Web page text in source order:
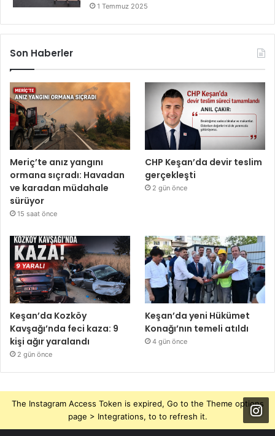
1 Temmuz 2025
Son Haberler
Meriç’te anız yangını
ormana sıçradı: Havadan
ve karadan müdahale
sürüyor
15 saat önce
CHP Keşan’da devir teslim
gerçekleşti
2 gün önce
Keşan’da Kozköy
Kavşağı’nda feci kaza: 9
kişi ağır yaralandı
2 gün önce
Keşan’da yeni Hükümet
Konağı’nın temeli atıldı
4 gün önce
The Instagram Access Token is expired, Go to the Theme options
page > Integrations, to to refresh it.